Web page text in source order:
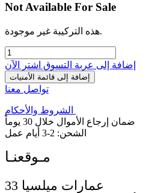
Not Available For Sale
هذه التركيبة غير موجودة.
إضافة إلى عربة التسوق اشترِ الآن
إضافة إلى قائمة الأمنيات
تواصل معنا
الشروط والأحكام
ضمان إرجاع الأموال خلال 30 يوماً
الشحن: 2-3 أيام عمل